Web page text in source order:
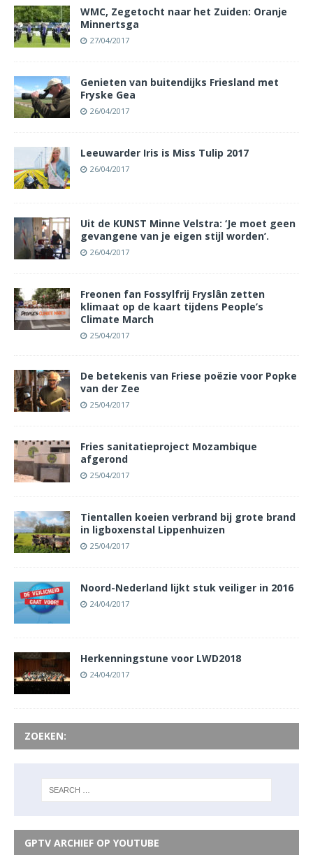
WMC, Zegetocht naar het Zuiden: Oranje
Minnertsga
27/04/2017
Genieten van buitendijks Friesland met
Fryske Gea
26/04/2017
Leeuwarder Iris is Miss Tulip 2017
26/04/2017
Uit de KUNST Minne Velstra: ‘Je moet geen
gevangene van je eigen stijl worden’.
26/04/2017
Freonen fan Fossylfrij Fryslân zetten
klimaat op de kaart tijdens People’s
Climate March
25/04/2017
De betekenis van Friese poëzie voor Popke
van der Zee
25/04/2017
Fries sanitatieproject Mozambique
afgerond
25/04/2017
Tientallen koeien verbrand bij grote brand
in ligboxenstal Lippenhuizen
25/04/2017
Noord-Nederland lijkt stuk veiliger in 2016
24/04/2017
Herkenningstune voor LWD2018
24/04/2017
ZOEKEN:
GPTV ARCHIEF OP YOUTUBE